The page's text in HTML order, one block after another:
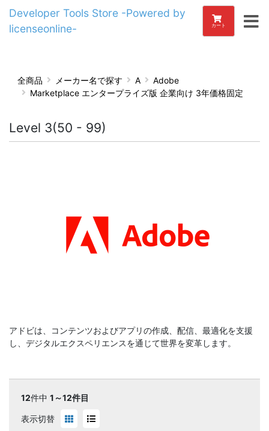
Developer Tools Store -Powered by
licenseonline-
カート
全商品 メーカー名で探す A
Adobe
Marketplace エンタープライズ版 企業向け 3年価格固定
Level 3(50 - 99)
アドビは、コンテンツおよびアプリの作成、配信、最適化を支援
し、デジタルエクスペリエンスを通じて世界を変革します。
12件中 1～12件目
表示切替